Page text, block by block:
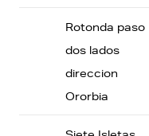
Rotonda paso
dos lados
direccion
Ororbia